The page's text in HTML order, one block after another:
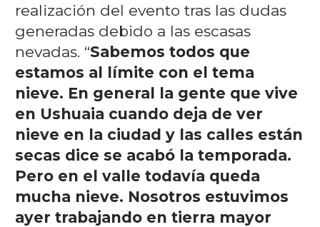
realización del evento tras las dudas
generadas debido a las escasas
nevadas. “Sabemos todos que
estamos al límite con el tema
nieve. En general la gente que vive
en Ushuaia cuando deja de ver
nieve en la ciudad y las calles están
secas dice se acabó la temporada.
Pero en el valle todavía queda
mucha nieve. Nosotros estuvimos
ayer trabajando en tierra mayor